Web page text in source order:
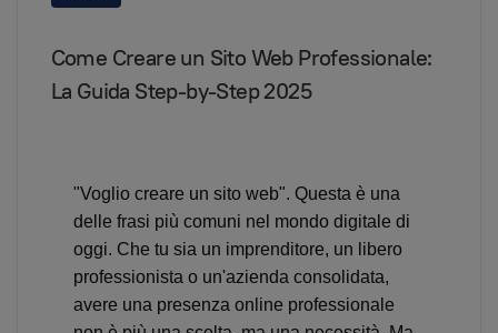
Come Creare un Sito Web Professionale:
La Guida Step-by-Step 2025
"Voglio creare un sito web". Questa è una
delle frasi più comuni nel mondo digitale di
oggi. Che tu sia un imprenditore, un libero
professionista o un'azienda consolidata,
avere una presenza online professionale